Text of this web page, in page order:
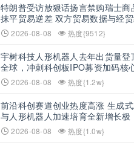
特朗普受访放狠话扬言禁购瑞士商
抹平贸易逆差 双方贸易数据与经
带实际情况反差明显
2026-08-08 热度{9512}
宇树科技人形机器人去年出货量登
全球，冲刺科创板IPO募资加码核
技术研发
2026-08-08 热度{1.2w}
前沿科创赛道创业热度高涨 生成
与人形机器人加速培育全新增长极
2026-08-08 热度{1.0w}